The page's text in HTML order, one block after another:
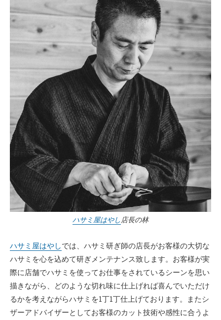
ハサミ屋はやし店長の林
ハサミ屋はやしでは、ハサミ研ぎ師の店長がお客様の大切な
ハサミを心を込めて研ぎメンテナンス致します。お客様が実
際に店舗でハサミを使ってお仕事をされているシーンを思い
描きながら、どのような切れ味に仕上げれば喜んでいただけ
るかを考えながらハサミを1丁1丁仕上げております。またシ
ザーアドバイザーとしてお客様のカット技術や感性に合うよ